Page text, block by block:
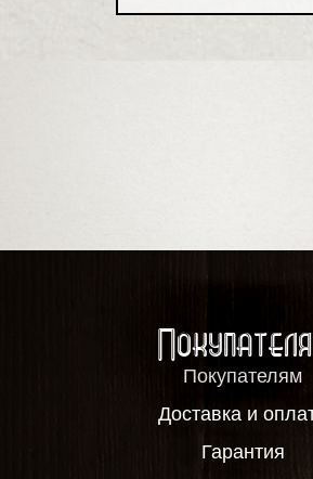
Покупателям
Доставка и
Гарантия